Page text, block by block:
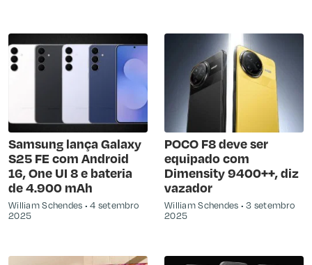
Samsung lança Galaxy
S25 FE com Android
16, One UI 8 e bateria
de 4.900 mAh
William Schendes
4 setembro
2025
POCO F8 deve ser
equipado com
Dimensity 9400++, diz
vazador
William Schendes
3 setembro
2025